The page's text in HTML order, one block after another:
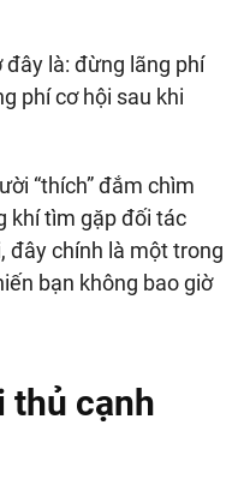
là: đừng lãng phí
phí cơ hội sau khi
“thích” đắm chìm
khí tìm gặp đối tác
đây chính là một trong
bạn không bao giờ
thủ cạnh